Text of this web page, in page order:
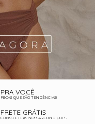
PRA VOCÊ
PEÇAS QUE SÃO TENDÊNCIAS!
FRETE GRÁTIS
CONSULTE AS NOSSAS CONDIÇÕES